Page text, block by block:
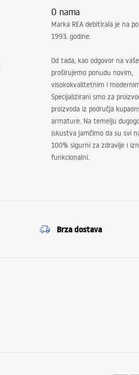
O nama
Marka REA debitirala je na
1993. godine.
Od tada, kao odgovor na
proširujemo ponudu novim,
visokokvalitetnim i
Specijalizirani smo za
proizvoda iz područja
armature. Na temelju
iskustva jamčimo da su svi
100% sigurni za zdravlje i
funkcionalni.
Brza dostava